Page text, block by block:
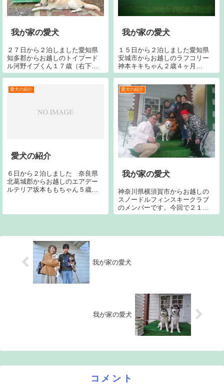
我が家の愛犬
２７日から２泊しました愛知県
知多郡からお越しのトイプード
ル河野イブくん１７歳（右下）
と同じく河野クウくん２歳４ヶ
目です。宜しくお願いいたしま
我が家の愛犬
１５日から２泊しました愛知県
安城市からお越しのラフコリー
神本キキちゃん２歳４ヶ月
（中）と同じく神本トビーＪ５
からお越しのラフコリーコリン
くん２歳（左）です。今回で２
３回目です。宜しくお願い致し
ます。
愛犬の紹介
愛犬の紹介
６日から２泊しました 奈良県
北葛城郡からお越しのエアデー
ルテリア坂本ももちゃん５歳で
愛犬の紹介
我が家の愛犬
神奈川県横須賀市からお越しの
スノードルフィンスキークラブ
のメンバーです。今回で２１回
目です。宜しくお願い致しま
我が家の愛犬
我が家の愛犬
コメント